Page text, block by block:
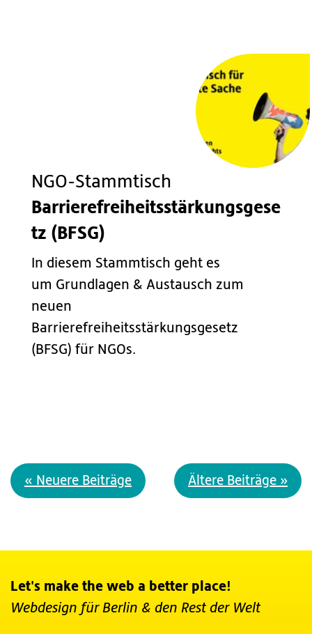
NGO-Stammtisch
Barrierefreiheitsstärkungsgese
tz (BFSG)
In diesem Stammtisch geht es
um Grundlagen & Austausch zum
neuen
Barrierefreiheitsstärkungsgesetz
(BFSG) für NGOs.
« Neuere Beiträge Ältere Beiträge »
Let's make the web a better place!
Webdesign für Berlin & den Rest der Welt